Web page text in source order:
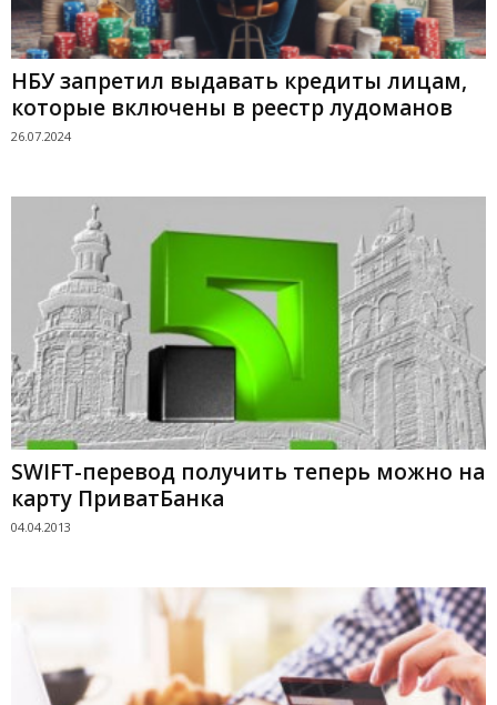
НБУ запретил выдавать кредиты лицам,
которые включены в реестр лудоманов
26.07.2024
SWIFT-перевод получить теперь можно на
карту ПриватБанка
04.04.2013